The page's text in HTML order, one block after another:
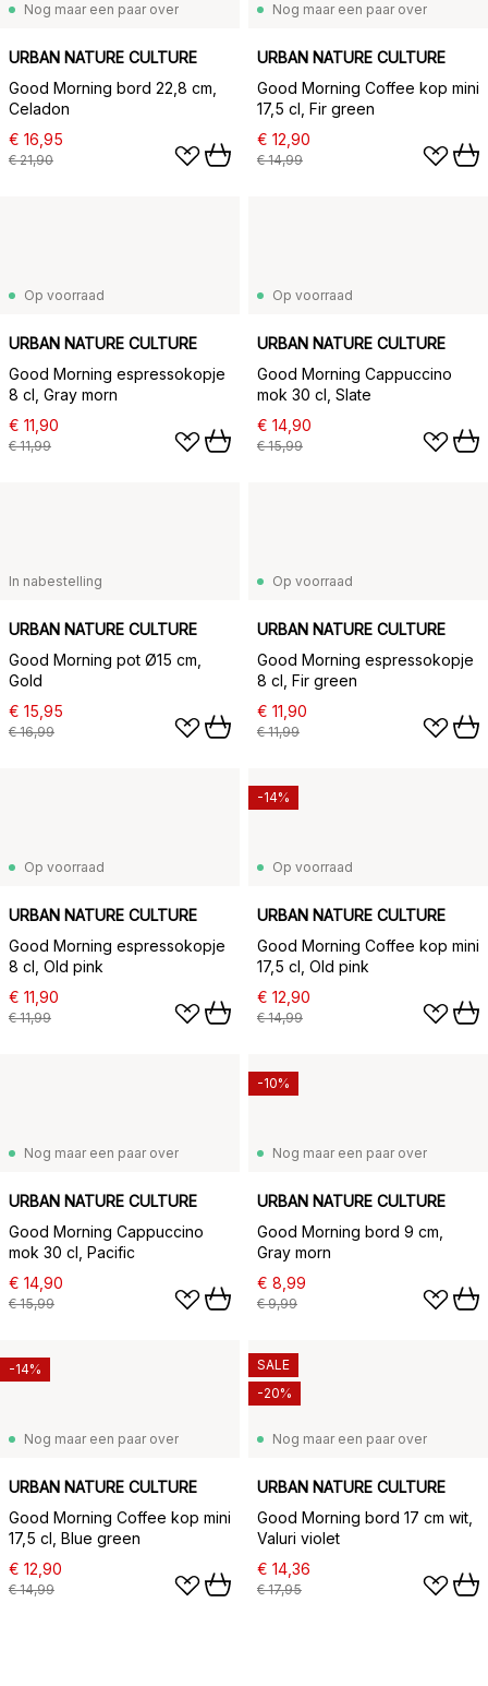
Nog maar een paar over
URBAN NATURE CULTURE
Good Morning bord 22,8 cm,
Celadon
€ 16,95
€ 21,90
Nog maar een paar over
URBAN NATURE CULTURE
Good Morning Coffee kop mini
17,5 cl, Fir green
€ 12,90
€ 14,99
Op voorraad
URBAN NATURE CULTURE
Good Morning espressokopje
8 cl, Gray morn
€ 11,90
€ 11,99
Op voorraad
URBAN NATURE CULTURE
Good Morning Cappuccino
mok 30 cl, Slate
€ 14,90
€ 15,99
In nabestelling
URBAN NATURE CULTURE
Good Morning pot Ø15 cm,
Gold
€ 15,95
€ 16,99
Op voorraad
URBAN NATURE CULTURE
Good Morning espressokopje
8 cl, Fir green
€ 11,90
€ 11,99
Op voorraad
URBAN NATURE CULTURE
Good Morning espressokopje
8 cl, Old pink
€ 11,90
€ 11,99
Op voorraad
URBAN NATURE CULTURE
Good Morning Coffee kop mini
17,5 cl, Old pink
€ 12,90
€ 14,99
-14%
Nog maar een paar over
URBAN NATURE CULTURE
Good Morning Cappuccino
mok 30 cl, Pacific
€ 14,90
€ 15,99
Nog maar een paar over
URBAN NATURE CULTURE
Good Morning bord 9 cm,
Gray morn
€ 8,99
€ 9,99
-10%
Nog maar een paar over
URBAN NATURE CULTURE
Good Morning Coffee kop mini
17,5 cl, Blue green
€ 12,90
€ 14,99
-14%
Nog maar een paar over
URBAN NATURE CULTURE
Good Morning bord 17 cm wit,
Valuri violet
€ 14,36
€ 17,95
SALE
-20%